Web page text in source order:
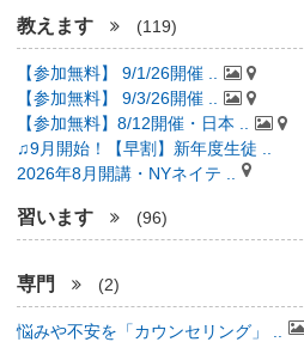
教えます (119)
【参加無料】 9/1/26開催 ..
【参加無料】 9/3/26開催 ..
【参加無料】8/12開催・日本 ..
♫9月開始！【早割】新年度生徒 ..
2026年8月開講・NYネイテ ..
習います (96)
専門 (2)
悩みや不安を「カウンセリング」 ..